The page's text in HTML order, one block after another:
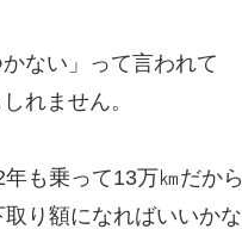
ない」って言われて
れません。
も乗って13万㎞だから
り額になればいいかな